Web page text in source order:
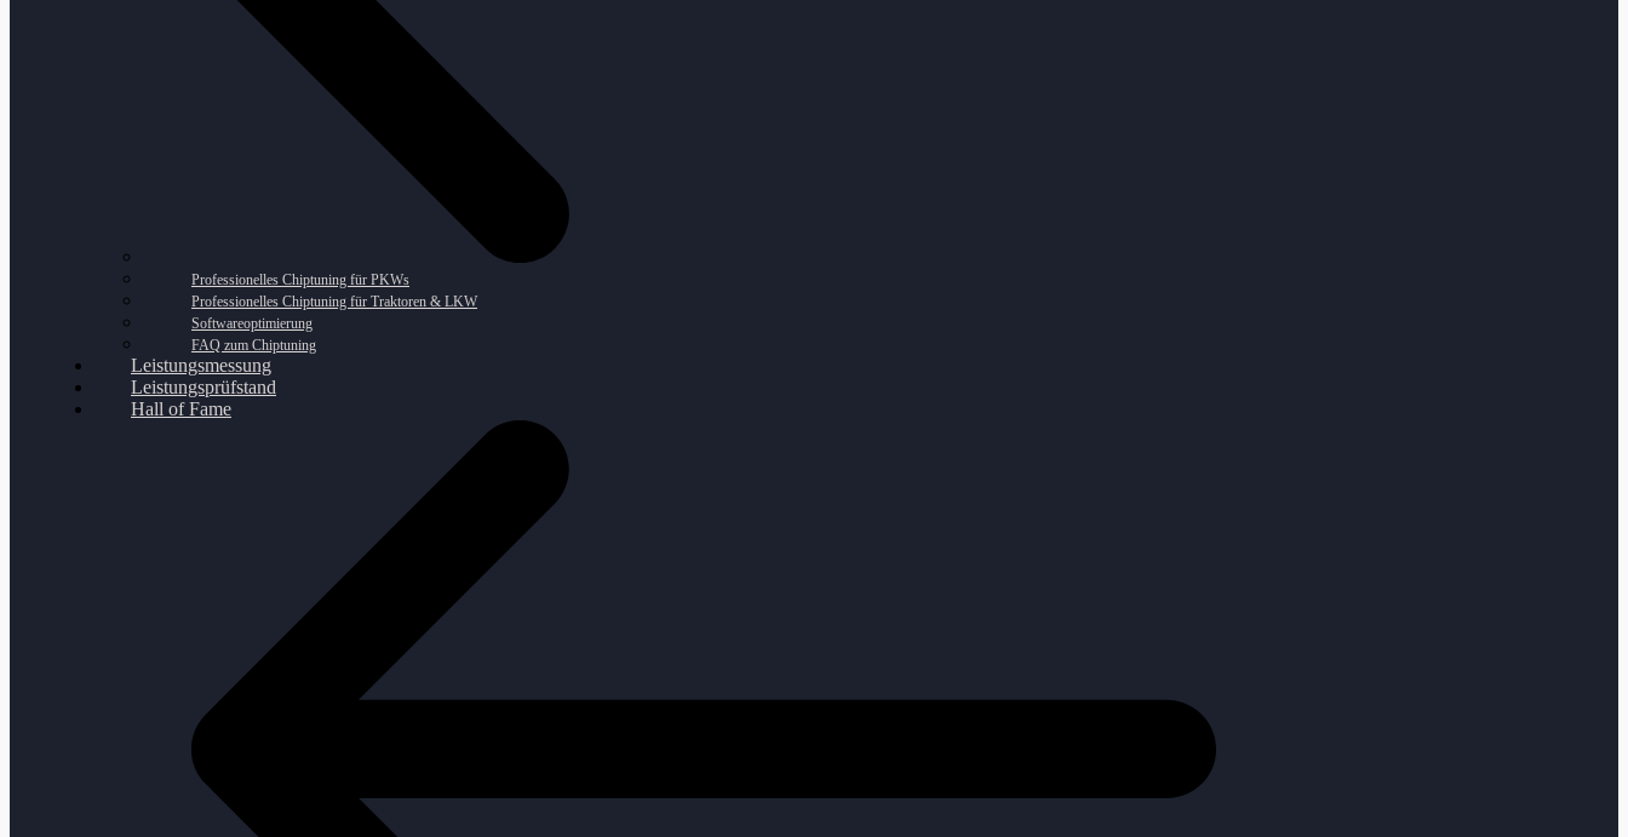
Professionelles Chiptuning für PKWs
Professionelles Chiptuning für Traktoren & LKW
Softwareoptimierung
FAQ zum Chiptuning
Leistungsmessung
Leistungsprüfstand
Hall of Fame